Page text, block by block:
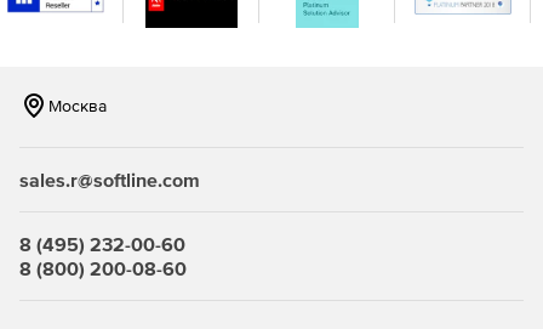
виртуализированной защищенной среде, которая
Guard работает в связке с другими технологиями
того, насколько устойчивыми они являются.
Guard можно с помощью групповой политики,
инструментария управления Windows (WMI) или
Москва
sales.r@softline.com
8 (495) 232-00-60
8 (800) 200-08-60